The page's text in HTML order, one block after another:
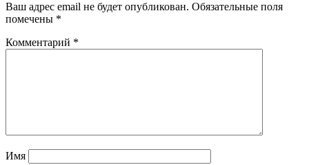
Ваш адрес email не будет опубликован. Обязательные поля
помечены *
Комментарий *
Имя